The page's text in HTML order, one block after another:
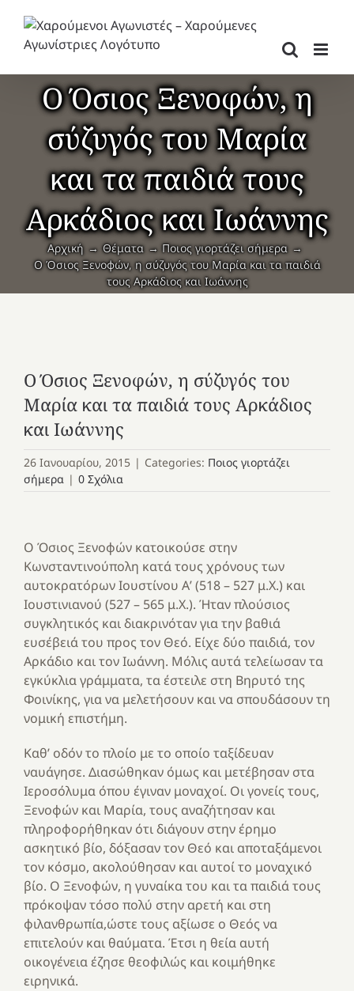
περιεχόμενο
Ο Όσιος Ξενοφών, η
σύζυγός του Μαρία
και τα παιδιά τους
Αρκάδιος και Ιωάννης
Αρχική Θέματα
Ποιος γιορτάζει σήμερα
Ο Όσιος Ξενοφών, η σύζυγός του Μαρία και τα παιδιά
τους Αρκάδιος και Ιωάννης
Ο Όσιος Ξενοφών, η σύζυγός του
Μαρία και τα παιδιά τους Αρκάδιος
και Ιωάννης
26 Ιανουαρίου, 2015 | Categories: Ποιος γιορτάζει
σήμερα | 0 Σχόλια
Ο Όσιος Ξενοφών κατοικούσε στην
Κωνσταντινούπολη κατά τους χρόνους των
αυτοκρατόρων Ιουστίνου Α’ (518 – 527 μ.Χ.) και
Ιουστινιανού (527 – 565 μ.Χ.). Ήταν πλούσιος
συγκλητικός και διακρινόταν για την βαθιά
ευσέβειά του προς τον Θεό. Είχε δύο παιδιά, τον
Αρκάδιο και τον Ιωάννη. Μόλις αυτά τελείωσαν τα
εγκύκλια γράμματα, τα έστειλε στη Βηρυτό της
Φοινίκης, για να μελετήσουν και να σπουδάσουν τη
νομική επιστήμη.
Καθ’ οδόν το πλοίο με το οποίο ταξίδευαν
ναυάγησε. Διασώθηκαν όμως και μετέβησαν στα
Ιεροσόλυμα όπου έγιναν μοναχοί. Οι γονείς τους,
Ξενοφών και Μαρία, τους αναζήτησαν και
πληροφορήθηκαν ότι διάγουν στην έρημο
ασκητικό βίο, δόξασαν τον Θεό και αποταξάμενοι
τον κόσμο, ακολούθησαν και αυτοί το μοναχικό
βίο. Ο Ξενοφών, η γυναίκα του και τα παιδιά τους
πρόκοψαν τόσο πολύ στην αρετή και στη
φιλανθρωπία,ώστε τους αξίωσε ο Θεός να
επιτελούν και θαύματα. Έτσι η θεία αυτή
οικογένεια έζησε θεοφιλώς και κοιμήθηκε
ειρηνικά.